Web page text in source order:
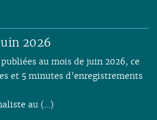
2026
au mois de juin 2026, ce
et 5 minutes d’enregistrements
au (…)